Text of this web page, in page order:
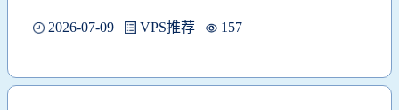
2026-07-09 VPS推荐 157